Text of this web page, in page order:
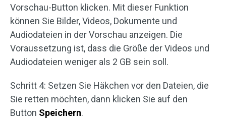
Vorschau-Button klicken. Mit dieser Funktion
können Sie Bilder, Videos, Dokumente und
Audiodateien in der Vorschau anzeigen. Die
Voraussetzung ist, dass die Größe der Videos und
Audiodateien weniger als 2 GB sein soll.
Schritt 4: Setzen Sie Häkchen vor den Dateien, die
Sie retten möchten, dann klicken Sie auf den
Button Speichern.